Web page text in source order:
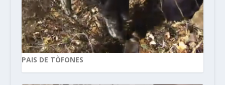
PAIS DE TÒFONES